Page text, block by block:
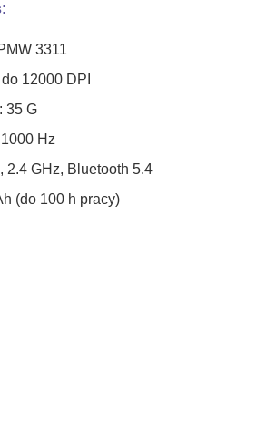
3311
12000 DPI
35 G
Hz
2.4 GHz, Bluetooth 5.4
(do 100 h pracy)